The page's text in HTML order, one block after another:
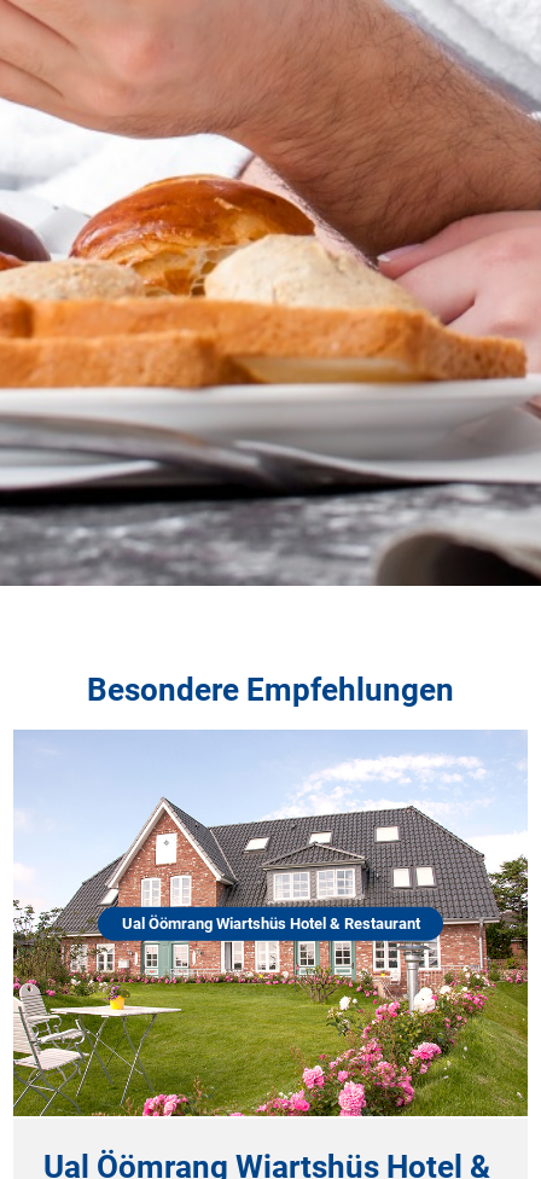
Besondere Empfehlungen
Ual Öömrang Wiartshüs Hotel & Restaurant
Ual Öömrang Wiartshüs Hotel &